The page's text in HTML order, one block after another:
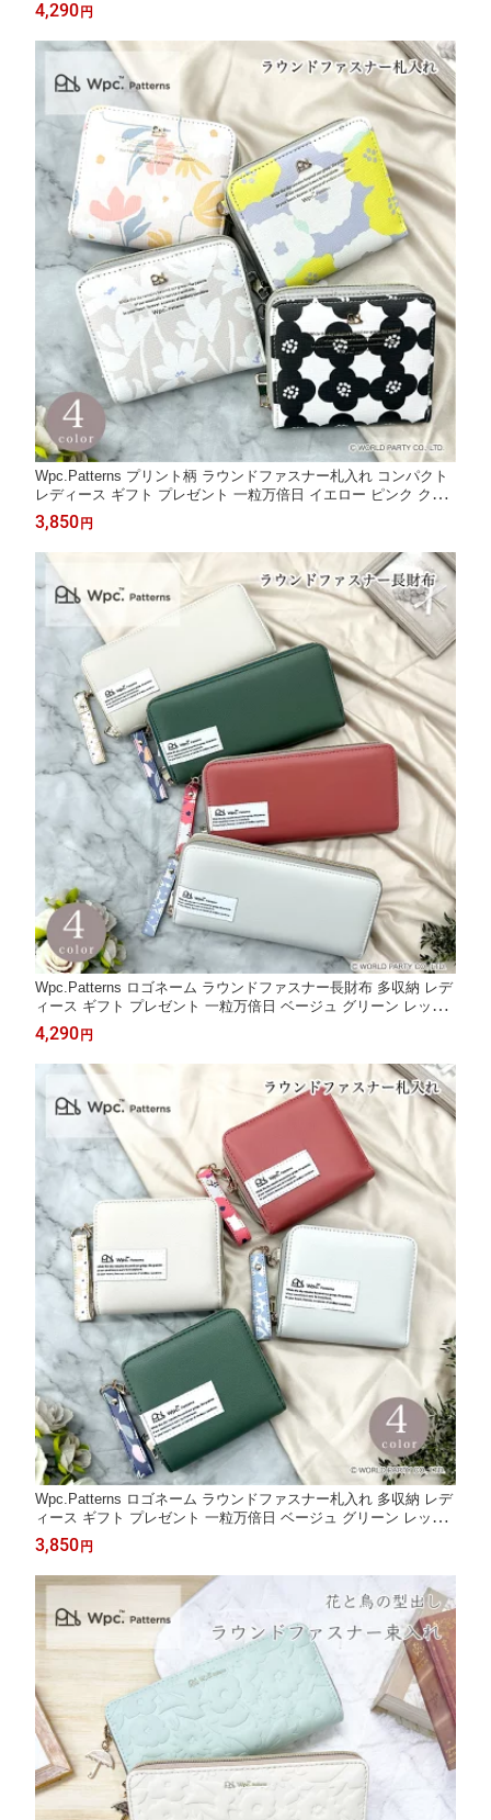
4,290円
Wpc.Patterns プリント柄 ラウンドファスナー札入れ コンパクト
レディース ギフト プレゼント 一粒万倍日 イエロー ピンク クロ
ベージュ 傘
3,850円
Wpc.Patterns ロゴネーム ラウンドファスナー長財布 多収納 レデ
ィース ギフト プレゼント 一粒万倍日 ベージュ グリーン レッド
グレー 傘
4,290円
Wpc.Patterns ロゴネーム ラウンドファスナー札入れ 多収納 レデ
ィース ギフト プレゼント 一粒万倍日 ベージュ グリーン レッド
グレー 傘
3,850円